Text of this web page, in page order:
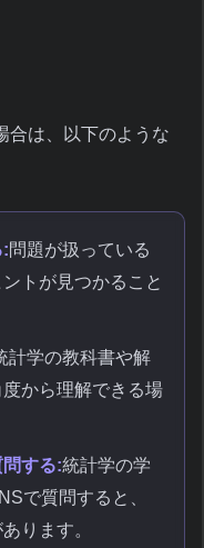
合は、以下のような
:問題が扱っている
トが見つかること
計学の教科書や解
から理解できる場
する:統計学の学
で質問すると、
ります。